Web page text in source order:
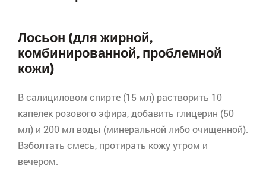
Лосьон (для жирной,
комбинированной, проблемной
кожи)
В салициловом спирте (15 мл) растворить 10
капелек розового эфира, добавить глицерин (50
мл) и 200 мл воды (минеральной либо очищенной).
Взболтать смесь, протирать кожу утром и
вечером.